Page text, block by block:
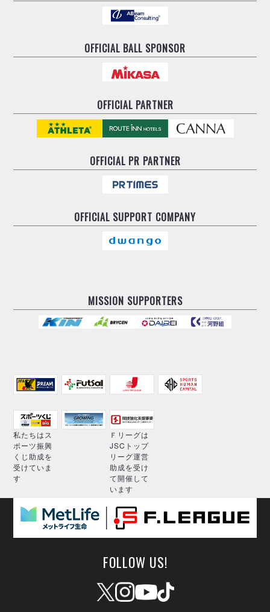
OFFICIAL BALL SPONSOR
OFFICIAL PARTNER
OFFICIALPR PARTNER
OFFICIAL SUPPORT COMPANY
MISSION SUPPORTERS
私たちはス
ポーツ振興
くじ助成を
受けていま
す
Ｆリーグは
JSCトップ
リーグ運営
助成を受け
て開催して
います
FOLLOW US!